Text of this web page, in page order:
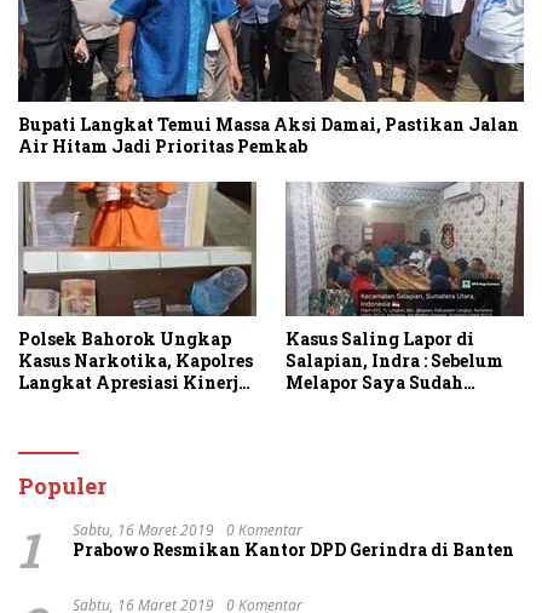
Bupati Langkat Temui Massa Aksi Damai, Pastikan Jalan
Air Hitam Jadi Prioritas Pemkab
Polsek Bahorok Ungkap
Kasus Narkotika, Kapolres
Langkat Apresiasi Kinerja
Layanan 110
Kasus Saling Lapor di
Salapian, Indra : Sebelum
Melapor Saya Sudah
Populer
1 Sabtu, 16 Maret 2019 0 Komentar
Prabowo Resmikan Kantor DPD Gerindra di Banten
Sabtu, 16 Maret 2019 0 Komentar